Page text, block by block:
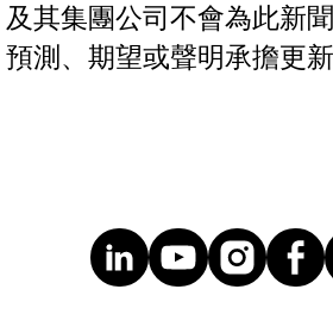
及其集團公司不會為此新
預測、期望或聲明承擔更新